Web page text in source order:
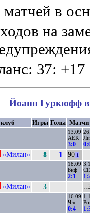
матчей в
на
37: +17
Йоанн Гуркюфф в
Игры Голы Матчи
13.09
АЕК
3:0
«Милан» 8 1 90 1
18.09
Бнф
2:1
«Милан» 3
16.09
Члс
0:4